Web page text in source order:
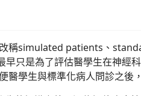
simulated patients、
只是為了評估醫學生在神經
學生與標準化病人問診之後